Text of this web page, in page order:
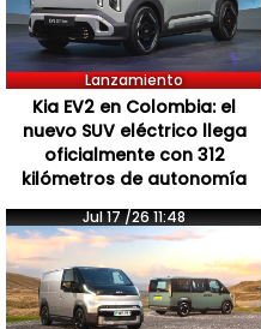
Lanzamiento
Kia EV2 en Colombia: el
nuevo SUV eléctrico llega
oficialmente con 312
kilómetros de autonomía
Jul 17 /26 11:48